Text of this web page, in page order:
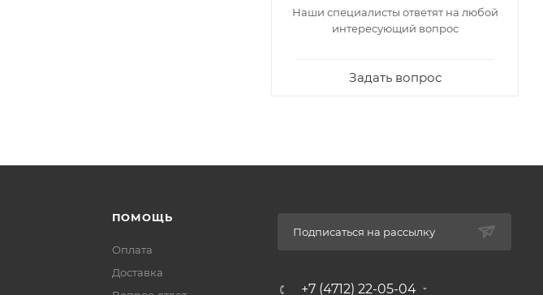
Наши специалисты ответят на любой
интересующий вопрос
Задать вопрос
ПОМОЩЬ
Оплата
Доставка
Подписаться на рассылку
+7 (4712) 22-05-04